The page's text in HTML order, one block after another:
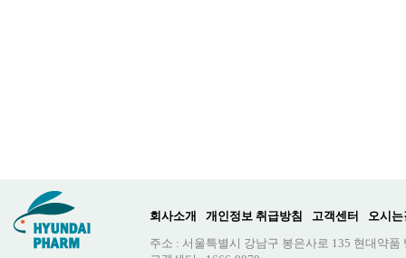
회사소개 개인정보 취급방침 고객센터
오시는
주소 : 서울특별시 강남구 봉은사로 135 현대약품